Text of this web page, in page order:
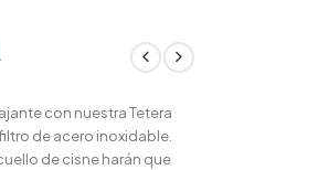
con nuestra Tetera
de acero inoxidable.
de cisne harán que